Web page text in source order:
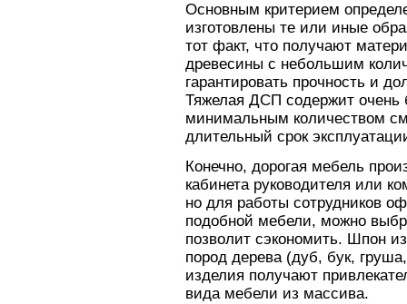
Основным критерием
изготовлены те или иные
тот факт, что получают
древесины с небольшим
гарантировать прочность и
Тяжелая ДСП содержит очень
минимальным количеством
длительный срок
Конечно, дорогая мебель
кабинета руководителя или
но для работы сотрудников
подобной мебели, можно
позволит сэкономить. Шпон
пород дерева (дуб, бук,
изделия получают
вида мебели из массива.